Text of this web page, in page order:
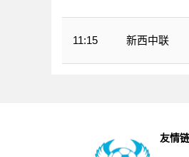
11:15 新西中联
友情